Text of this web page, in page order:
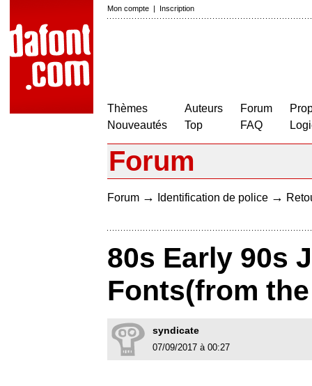
Mon compte | Inscription
Thèmes
Nouveautés
Auteurs
Top
Forum
FAQ
Forum
Forum → Identification de police →
80s Early 90s
Fonts(from
syndicate
07/09/2017 à 00:27